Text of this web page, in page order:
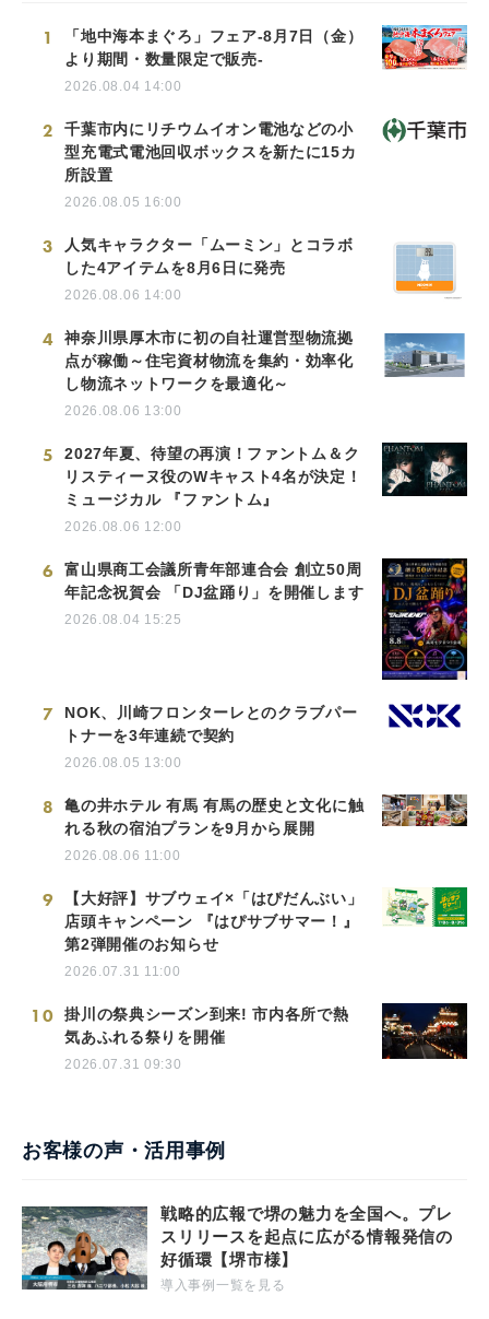
1
「地中海本まぐろ」フェア-8月7日（金）
より期間・数量限定で販売-
2026.08.04 14:00
2
千葉市内にリチウムイオン電池などの小
型充電式電池回収ボックスを新たに15カ
所設置
2026.08.05 16:00
3
人気キャラクター「ムーミン」とコラボ
した4アイテムを8月6日に発売
2026.08.06 14:00
4
神奈川県厚木市に初の自社運営型物流拠
点が稼働～住宅資材物流を集約・効率化
し物流ネットワークを最適化～
2026.08.06 13:00
5
2027年夏、待望の再演！ファントム＆ク
リスティーヌ役のWキャスト4名が決定！
ミュージカル 『ファントム』
2026.08.06 12:00
6
富山県商工会議所青年部連合会 創立50周
年記念祝賀会 「DJ盆踊り」を開催します
2026.08.04 15:25
7
NOK、川崎フロンターレとのクラブパー
トナーを3年連続で契約
2026.08.05 13:00
8
亀の井ホテル 有馬 有馬の歴史と文化に触
れる秋の宿泊プランを9月から展開
2026.08.06 11:00
9
【大好評】サブウェイ×「はぴだんぶい」
店頭キャンペーン 『はぴサブサマー！』
第2弾開催のお知らせ
2026.07.31 11:00
10
掛川の祭典シーズン到来! 市内各所で熱
気あふれる祭りを開催
2026.07.31 09:30
お客様の声・活用事例
戦略的広報で堺の魅力を全国へ。プレ
スリリースを起点に広がる情報発信の
好循環【堺市様】
導入事例一覧を見る